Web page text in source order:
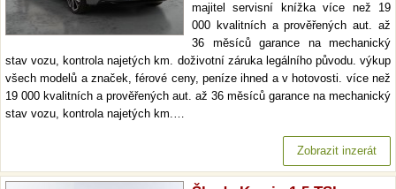
majitel servisní knížka více než 19
000 kvalitních a prověřených aut. až
36 měsíců garance na mechanický
stav vozu, kontrola najetých km. doživotní záruka legálního původu. výkup
všech modelů a značek, férové ceny, peníze ihned a v hotovosti. více než
19 000 kvalitních a prověřených aut. až 36 měsíců garance na mechanický
stav vozu, kontrola najetých km.…
Zobrazit inzerát